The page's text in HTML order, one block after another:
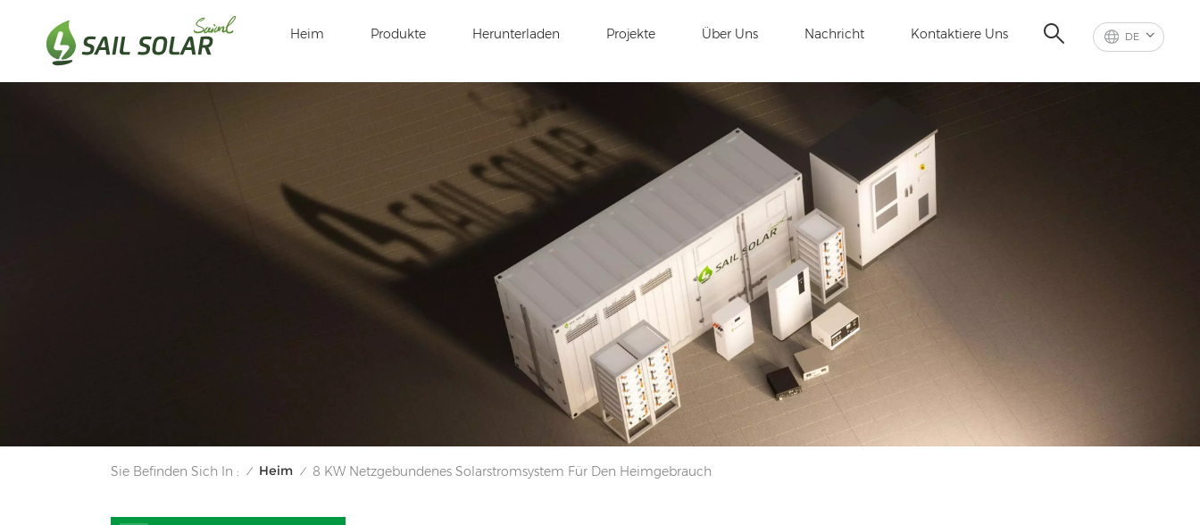
DE
Heim Produkte Herunterladen Projekte Über Uns Nachricht Kontaktiere Uns
Sie Befinden Sich In : / Heim / 8 KW Netzgebundenes Solarstromsystem Für Den Heimgebrauch